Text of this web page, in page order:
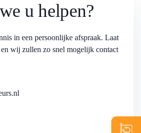
u helpen?
in een persoonlijke afspraak. Laat
wij zullen zo snel mogelijk contact